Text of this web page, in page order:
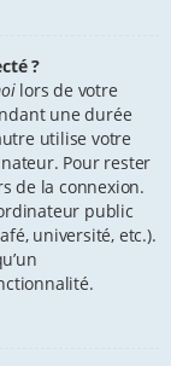
?
lors de votre
une durée
utilise votre
Pour rester
de la connexion.
public
université, etc.).